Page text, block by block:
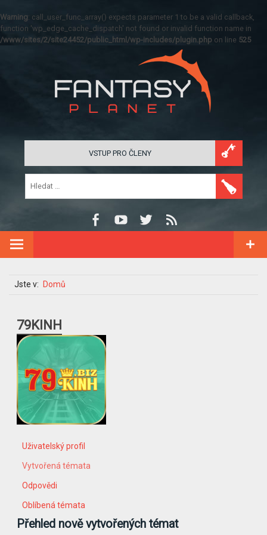
Warning: call_user_func_array() expects parameter 1 to be a valid callback,
function 'wp_edge_cache_dispatch' not found or invalid function name in
/www/sites/2/site24452/public_html/wp-includes/plugin.php on line 525
VSTUP PRO ČLENY
Jste v: Domů
79KINH
Uživatelský profil
Vytvořená témata
Odpovědi
Oblíbená témata
Přehled nově vytvořených témat